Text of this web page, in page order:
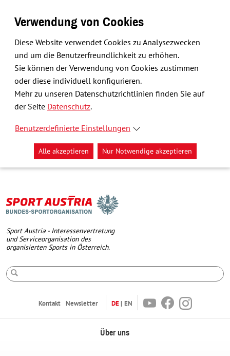
Verwendung von Cookies
Diese Website verwendet Cookies zu Analysezwecken
und um die Benutzerfreundlichkeit zu erhöhen.
Sie können der Verwendung von Cookies zustimmen
oder diese individuell konfigurieren.
Mehr zu unseren Datenschutzrichtlinien finden Sie auf
der Seite Datenschutz.
Benutzerdefinierte Einstellungen
Alle akzeptieren Nur Notwendige akzeptieren
Sport Austria - Interessenvertretung
und Serviceorganisation des
organisierten Sports in Österreich.
Kontakt Newsletter DE EN YoutubeFacebookInstagram
Über uns